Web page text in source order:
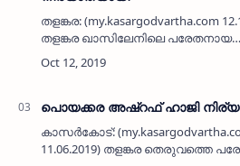
തളങ്കര: (my.kasargodvartha.com
തളങ്കര ഖാസിലേനിലെ പരേതനായ
നിര്യാതയായി. പരേതരായ അബ്ദുര്‍
പൊയക്കര അഷ്‌റഫ് ഹാജി
കാസര്‍കോട്:
11.06.2019) തളങ്കര തെരുവത്തെ